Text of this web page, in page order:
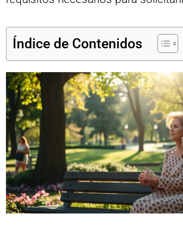
Índice de Contenidos